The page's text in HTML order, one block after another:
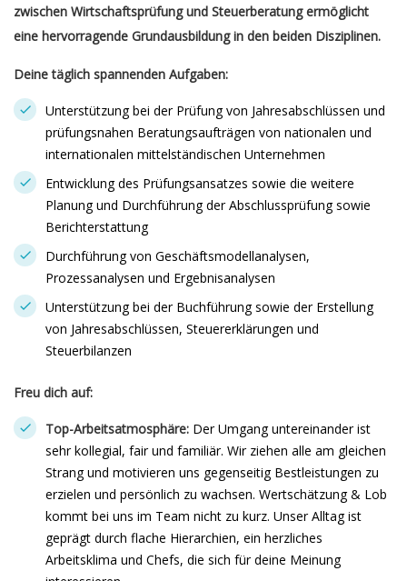
zwischen Wirtschaftsprüfung und Steuerberatung ermöglicht
eine hervorragende Grundausbildung in den beiden Disziplinen.
Deine täglich spannenden Aufgaben:
Unterstützung bei der Prüfung von Jahresabschlüssen und
prüfungsnahen Beratungsaufträgen von nationalen und
internationalen mittelständischen Unternehmen
Entwicklung des Prüfungsansatzes sowie die weitere
Planung und Durchführung der Abschlussprüfung sowie
Berichterstattung
Durchführung von Geschäftsmodellanalysen,
Prozessanalysen und Ergebnisanalysen
Unterstützung bei der Buchführung sowie der Erstellung
von Jahresabschlüssen, Steuererklärungen und
Steuerbilanzen
Freu dich auf:
Top-Arbeitsatmosphäre: Der Umgang untereinander ist
sehr kollegial, fair und familiär. Wir ziehen alle am gleichen
Strang und motivieren uns gegenseitig Bestleistungen zu
erzielen und persönlich zu wachsen. Wertschätzung & Lob
kommt bei uns im Team nicht zu kurz. Unser Alltag ist
geprägt durch flache Hierarchien, ein herzliches
Arbeitsklima und Chefs, die sich für deine Meinung